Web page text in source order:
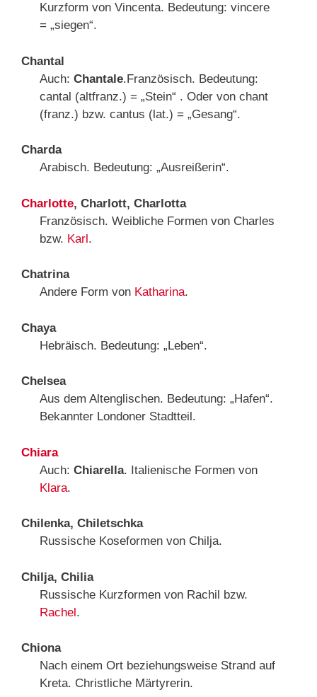
Kurzform von Vincenta. Bedeutung: vincere
= „siegen“.
Chantal
Auch: Chantale.Französisch. Bedeutung:
cantal (altfranz.) = „Stein“ . Oder von chant
(franz.) bzw. cantus (lat.) = „Gesang“.
Charda
Arabisch. Bedeutung: „Ausreißerin“.
Charlotte, Charlott, Charlotta
Französisch. Weibliche Formen von Charles
bzw. Karl.
Chatrina
Andere Form von Katharina.
Chaya
Hebräisch. Bedeutung: „Leben“.
Chelsea
Aus dem Altenglischen. Bedeutung: „Hafen“.
Bekannter Londoner Stadtteil.
Chiara
Auch: Chiarella. Italienische Formen von
Klara.
Chilenka, Chiletschka
Russische Koseformen von Chilja.
Chilja, Chilia
Russische Kurzformen von Rachil bzw.
Rachel.
Chiona
Nach einem Ort beziehungsweise Strand auf
Kreta. Christliche Märtyrerin.